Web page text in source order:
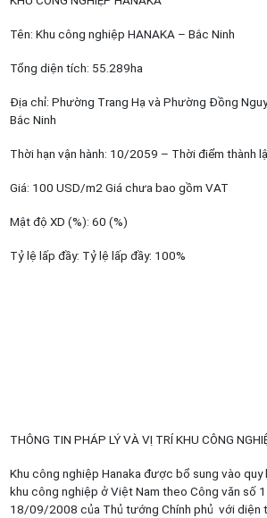
Tên: Khu công nghiệp HANAKA – Bắc Ninh
Tổng diện tích: 55.289ha
Địa chỉ: Phường Trang Hạ và Phường Đồng
Bắc Ninh
Thời hạn vận hành: 10/2059 – Thời điểm thành
Giá: 100 USD/m2 Giá chưa bao gồm VAT
Mật độ XD (%): 60 (%)
Tỷ lệ lấp đầy: Tỷ lệ lấp đầy: 100%
THÔNG TIN PHÁP LÝ VÀ VỊ TRÍ KHU CÔNG
Khu công nghiệp Hanaka được bổ sung vào
khu công nghiệp ở Việt Nam theo Công văn số
18/09/2008 của Thủ tướng Chính phủ với diện